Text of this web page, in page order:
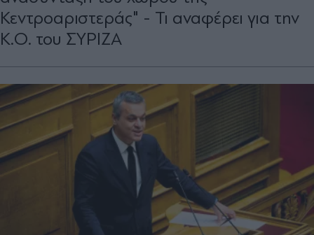
Κεντροαριστεράς" - Τι αναφέρει για την
Κ.Ο. του ΣΥΡΙΖΑ